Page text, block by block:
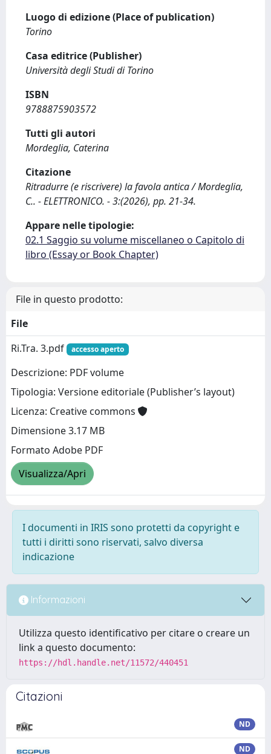
Luogo di edizione (Place of publication)
Torino
Casa editrice (Publisher)
Università degli Studi di Torino
ISBN
9788875903572
Tutti gli autori
Mordeglia, Caterina
Citazione
Ritradurre (e riscrivere) la favola antica / Mordeglia,
C.. - ELETTRONICO. - 3:(2026), pp. 21-34.
Appare nelle tipologie:
02.1 Saggio su volume miscellaneo o Capitolo di
libro (Essay or Book Chapter)
File in questo prodotto:
File
Ri.Tra. 3.pdf
accesso aperto
Descrizione: PDF volume
Tipologia: Versione editoriale (Publisher’s layout)
Licenza: Creative commons
Dimensione 3.17 MB
Formato Adobe PDF
Visualizza/Apri
I documenti in IRIS sono protetti da copyright e
tutti i diritti sono riservati, salvo diversa
indicazione
Informazioni
Utilizza questo identificativo per citare o creare un
link a questo documento:
https://hdl.handle.net/11572/440451
Citazioni
ND
ND